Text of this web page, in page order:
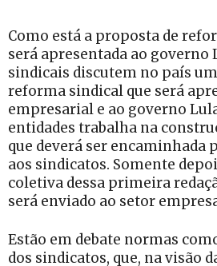
Como está a proposta de
será apresentada ao governo
sindicais discutem no país
reforma sindical que será
empresarial e ao governo
entidades trabalha na
que deverá ser encaminhada
aos sindicatos. Somente
coletiva dessa primeira
será enviado ao setor
Estão em debate normas
dos sindicatos, que, na visão